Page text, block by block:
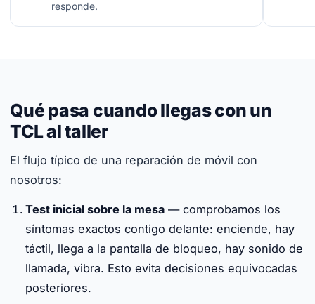
responde.
Qué pasa cuando llegas con un
TCL al taller
El flujo típico de una reparación de móvil con
nosotros:
Test inicial sobre la mesa — comprobamos los
síntomas exactos contigo delante: enciende, hay
táctil, llega a la pantalla de bloqueo, hay sonido de
llamada, vibra. Esto evita decisiones equivocadas
posteriores.